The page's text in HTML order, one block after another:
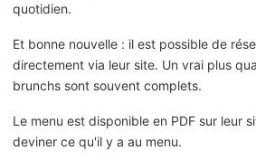
quotidien.
Et bonne nouvelle : il est possible de
directement via leur site. Un vrai plus
brunchs sont souvent complets.
Le menu est disponible en PDF sur leur
deviner ce qu'il y a au menu.